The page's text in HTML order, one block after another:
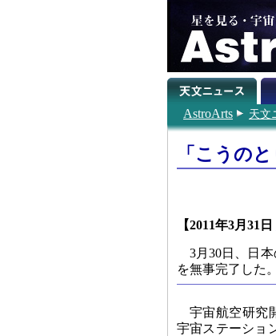
AstroArts 天文
「こうの
【2011年3月31日
3月30日、日
を無事完了した。
宇宙航空研究
宇宙ステーショ